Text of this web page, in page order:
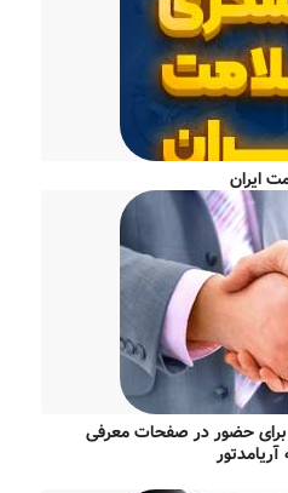
ایران
برای حضور در صفحات معرفی